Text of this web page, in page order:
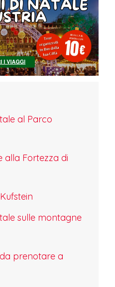
al Parco
alla Fortezza di
sulle montagne
prenotare a